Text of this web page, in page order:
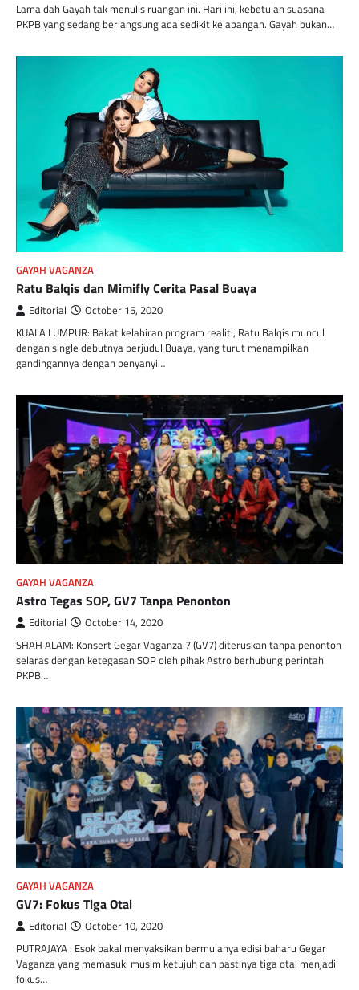
Lama dah Gayah tak menulis ruangan ini. Hari ini, kebetulan suasana
PKPB yang sedang berlangsung ada sedikit kelapangan. Gayah bukan…
GAYAH VAGANZA
Ratu Balqis dan Mimifly Cerita Pasal Buaya
Editorial October 15, 2020
KUALA LUMPUR: Bakat kelahiran program realiti, Ratu Balqis muncul
dengan single debutnya berjudul Buaya, yang turut menampilkan
gandingannya dengan penyanyi…
GAYAH VAGANZA
Astro Tegas SOP, GV7 Tanpa Penonton
Editorial October 14, 2020
SHAH ALAM: Konsert Gegar Vaganza 7 (GV7) diteruskan tanpa penonton
selaras dengan ketegasan SOP oleh pihak Astro berhubung perintah
PKPB…
GAYAH VAGANZA
GV7: Fokus Tiga Otai
Editorial October 10, 2020
PUTRAJAYA : Esok bakal menyaksikan bermulanya edisi baharu Gegar
Vaganza yang memasuki musim ketujuh dan pastinya tiga otai menjadi
fokus…